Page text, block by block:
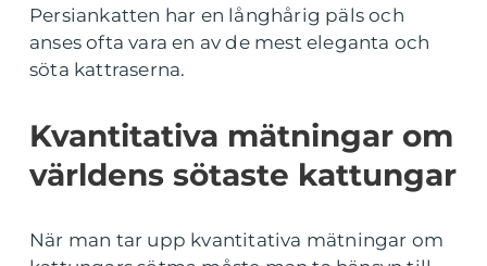
Persiankatten har en långhårig päls och
anses ofta vara en av de mest eleganta och
söta kattraserna.
Kvantitativa mätningar om
världens sötaste kattungar
När man tar upp kvantitativa mätningar om